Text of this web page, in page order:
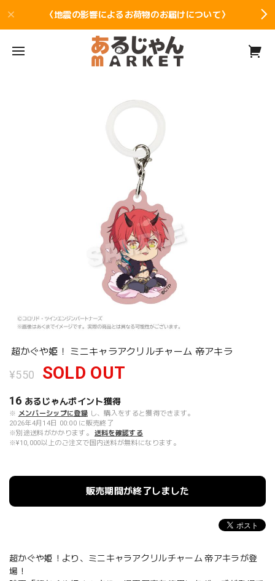
〈地震の影響によるお荷物のお届けについて〉
超かぐや姫！ ミニキャラアクリルチャーム 帝アキラ
¥550 SOLD OUT
16 あるじゃんポイント獲得
※ メンバーシップに登録 し、購入をすると獲得できます。
2026年4月14日 00:00 に販売終了
※別途送料がかかります。
送料を確認する
※¥10,000以上のご注文で国内送料が無料になります。
販売期間が終了しました
超かぐや姫！より、ミニキャラアクリルチャーム 帝アキラが登
場！